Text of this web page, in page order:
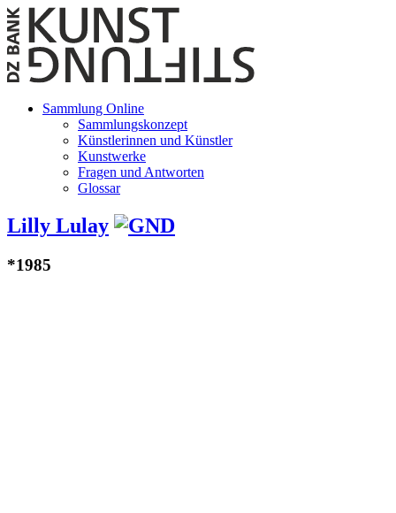
Sammlung Online
Sammlungskonzept
Künstlerinnen und Künstler
Kunstwerke
Fragen und Antworten
Glossar
Lilly Lulay
*1985